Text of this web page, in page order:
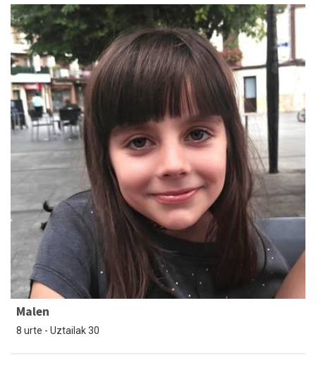
Malen
8 urte - Uztailak 30